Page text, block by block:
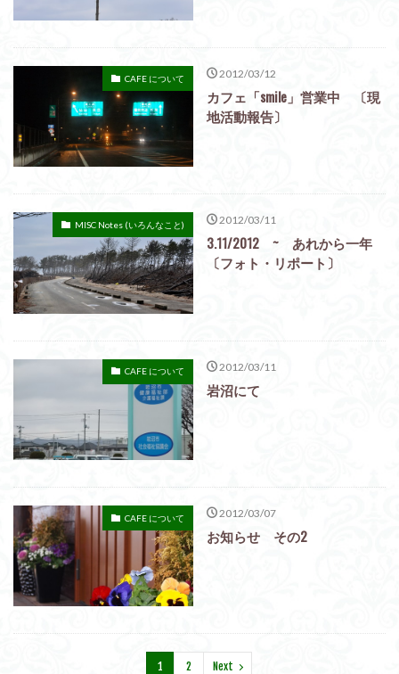
CAFE について 2012/03/12
カフェ「smile」営業中 〔現
地活動報告〕
MISC Notes (いろんなこと) 2012/03/11
3.11/2012 ~ あれから一年
〔フォト・リポート〕
CAFE について 2012/03/11
岩沼にて
CAFE について 2012/03/07
お知らせ その2
1 2 Next